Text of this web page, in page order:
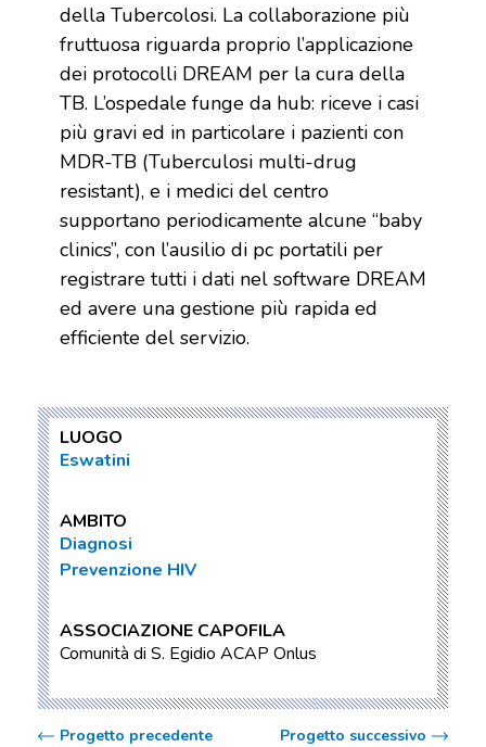
LUOGO
Eswatini
AMBITO
Diagnosi
Prevenzione HIV
ASSOCIAZIONE CAPOFILA
Comunità di S. Egidio ACAP Onlus
Progetto precedente Progetto successivo
della Tubercolosi. La collaborazione più
fruttuosa riguarda proprio l’applicazione
dei protocolli DREAM per la cura della
TB. L’ospedale funge da hub: riceve i casi
più gravi ed in particolare i pazienti con
MDR-TB (Tuberculosi multi-drug
resistant), e i medici del centro
supportano periodicamente alcune “baby
clinics”, con l’ausilio di pc portatili per
registrare tutti i dati nel software DREAM
ed avere una gestione più rapida ed
efficiente del servizio.